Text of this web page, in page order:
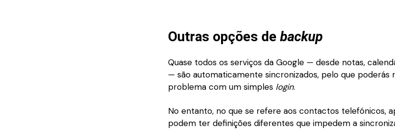
Outras opções de backup
Quase todos os serviços da Google — desde notas,
— são automaticamente sincronizados, pelo que
problema com um simples login.
No entanto, no que se refere aos contactos telefónicos,
podem ter definições diferentes que impedem a